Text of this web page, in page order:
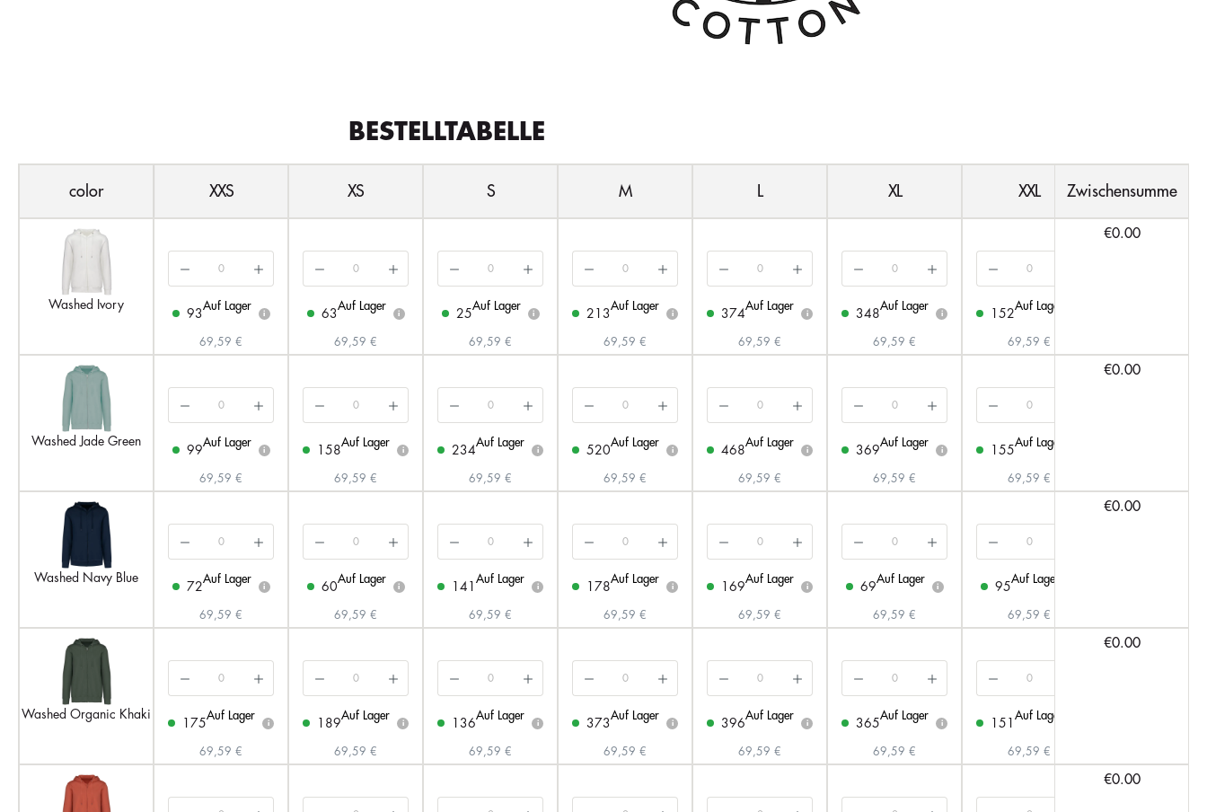
BESTELLTABELLE
color XXS XS S M L XL XXL 3XL
Zwischensumme
Washed Ivory
93
Auf Lager
i
69,59 €
63
Auf Lager
i
69,59 €
25
Auf Lager
i
69,59 €
213
Auf Lager
i
69,59 €
374
Auf Lager
i
69,59 €
348
Auf Lager
i
69,59 €
152
Auf Lager
69,59 €
€0.00
Washed Jade Green
99
Auf Lager
i
69,59 €
158
Auf Lager
i
69,59 €
234
Auf Lager
i
69,59 €
520
Auf Lager
i
69,59 €
468
Auf Lager
i
69,59 €
369
Auf Lager
i
69,59 €
155
Auf Lager
69,59 €
€0.00
Washed Navy Blue
72
Auf Lager
i
69,59 €
60
Auf Lager
i
69,59 €
141
Auf Lager
i
69,59 €
178
Auf Lager
i
69,59 €
169
Auf Lager
i
69,59 €
69
Auf Lager
i
69,59 €
95
Auf Lager
69,59 €
€0.00
Washed Organic Khaki
175
Auf Lager
i
69,59 €
189
Auf Lager
i
69,59 €
136
Auf Lager
i
69,59 €
373
Auf Lager
i
69,59 €
396
Auf Lager
i
69,59 €
365
Auf Lager
i
69,59 €
151
Auf Lager
69,59 €
€0.00
€0.00